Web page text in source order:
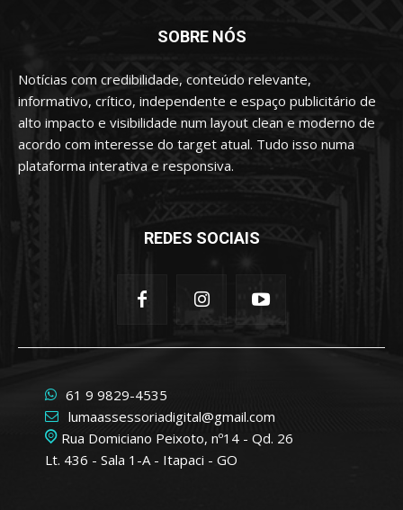
SOBRE NÓS
Notícias com credibilidade, conteúdo relevante,
informativo, crítico, independente e espaço publicitário de
alto impacto e visibilidade num layout clean e moderno de
acordo com interesse do target atual. Tudo isso numa
plataforma interativa e responsiva.
REDES SOCIAIS
61 9 9829-4535
lumaassessoriadigital@gmail.com
Rua Domiciano Peixoto, nº14 - Qd. 26
Lt. 436 - Sala 1-A - Itapaci - GO